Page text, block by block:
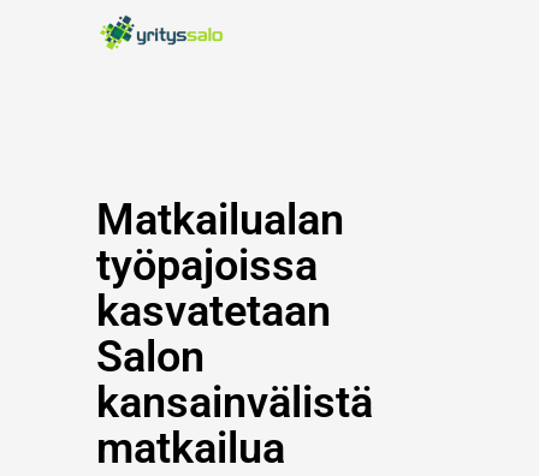
Matkailualan
työpajoissa
kasvatetaan
Salon
kansainvälistä
matkailua